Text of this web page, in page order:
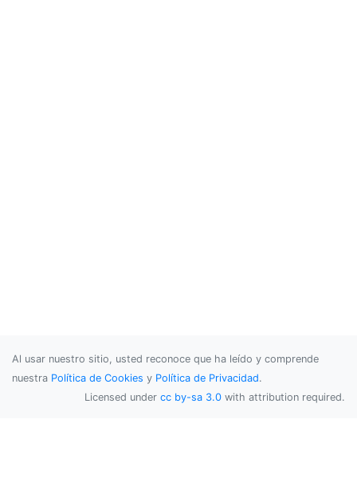
Al usar nuestro sitio, usted reconoce que ha leído y comprende
nuestra Política de Cookies y Política de Privacidad.
Licensed under cc by-sa 3.0 with attribution required.